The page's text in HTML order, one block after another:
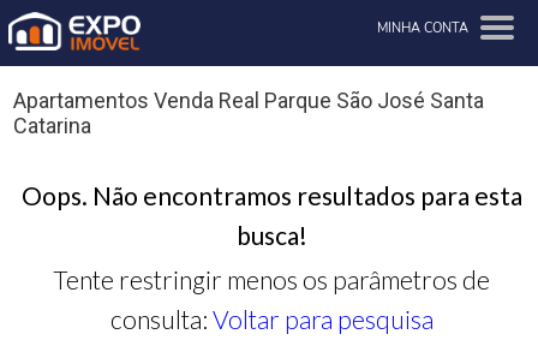
MINHA CONTA
Apartamentos Venda Real Parque São José Santa
Catarina
Oops. Não encontramos resultados para esta
busca!
Tente restringir menos os parâmetros de
consulta: Voltar para pesquisa